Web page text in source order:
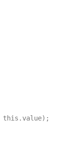
this.value);